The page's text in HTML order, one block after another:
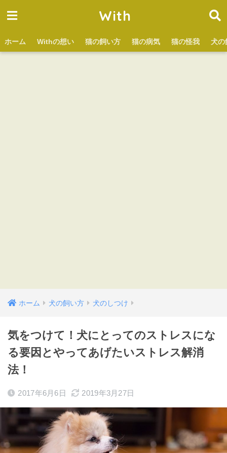
With
ホーム Withの想い 猫の飼い方 猫の病気 猫の怪我 犬の
ホーム 犬の飼い方 犬のしつけ
気をつけて！犬にとってのストレスにな
る要因とやってあげたいストレス解消
法！
2017年6月6日 2019年3月27日